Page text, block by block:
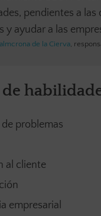
pendientes a
y ayudar a las
de la Cierva,
de
problemas
al cliente
empresarial